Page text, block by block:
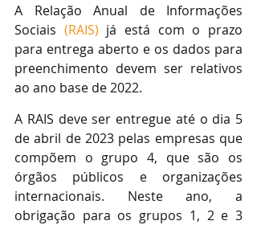
A Relação Anual de Informações
Sociais (RAIS) já está com o prazo
para entrega aberto e os dados para
preenchimento devem ser relativos
ao ano base de 2022.
A RAIS deve ser entregue até o dia 5
de abril de 2023 pelas empresas que
compõem o grupo 4, que são os
órgãos públicos e organizações
internacionais. Neste ano, a
obrigação para os grupos 1, 2 e 3